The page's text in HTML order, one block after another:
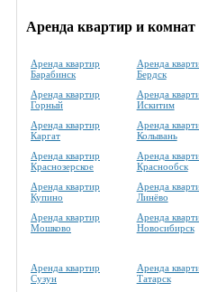
Аренда квартир и комнат
Аренда квартир
Барабинск
Аренда
Бердск
Аренда квартир
Горный
Аренда
Искитим
Аренда квартир
Каргат
Аренда
Колывань
Аренда квартир
Краснозерское
Аренда
Краснообск
Аренда квартир
Купино
Аренда
Линёво
Аренда квартир
Мошково
Аренда
Новосибирск
Аренда квартир
Сузун
Аренда
Татарск